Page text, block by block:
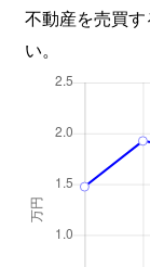
不動産を売買
い。